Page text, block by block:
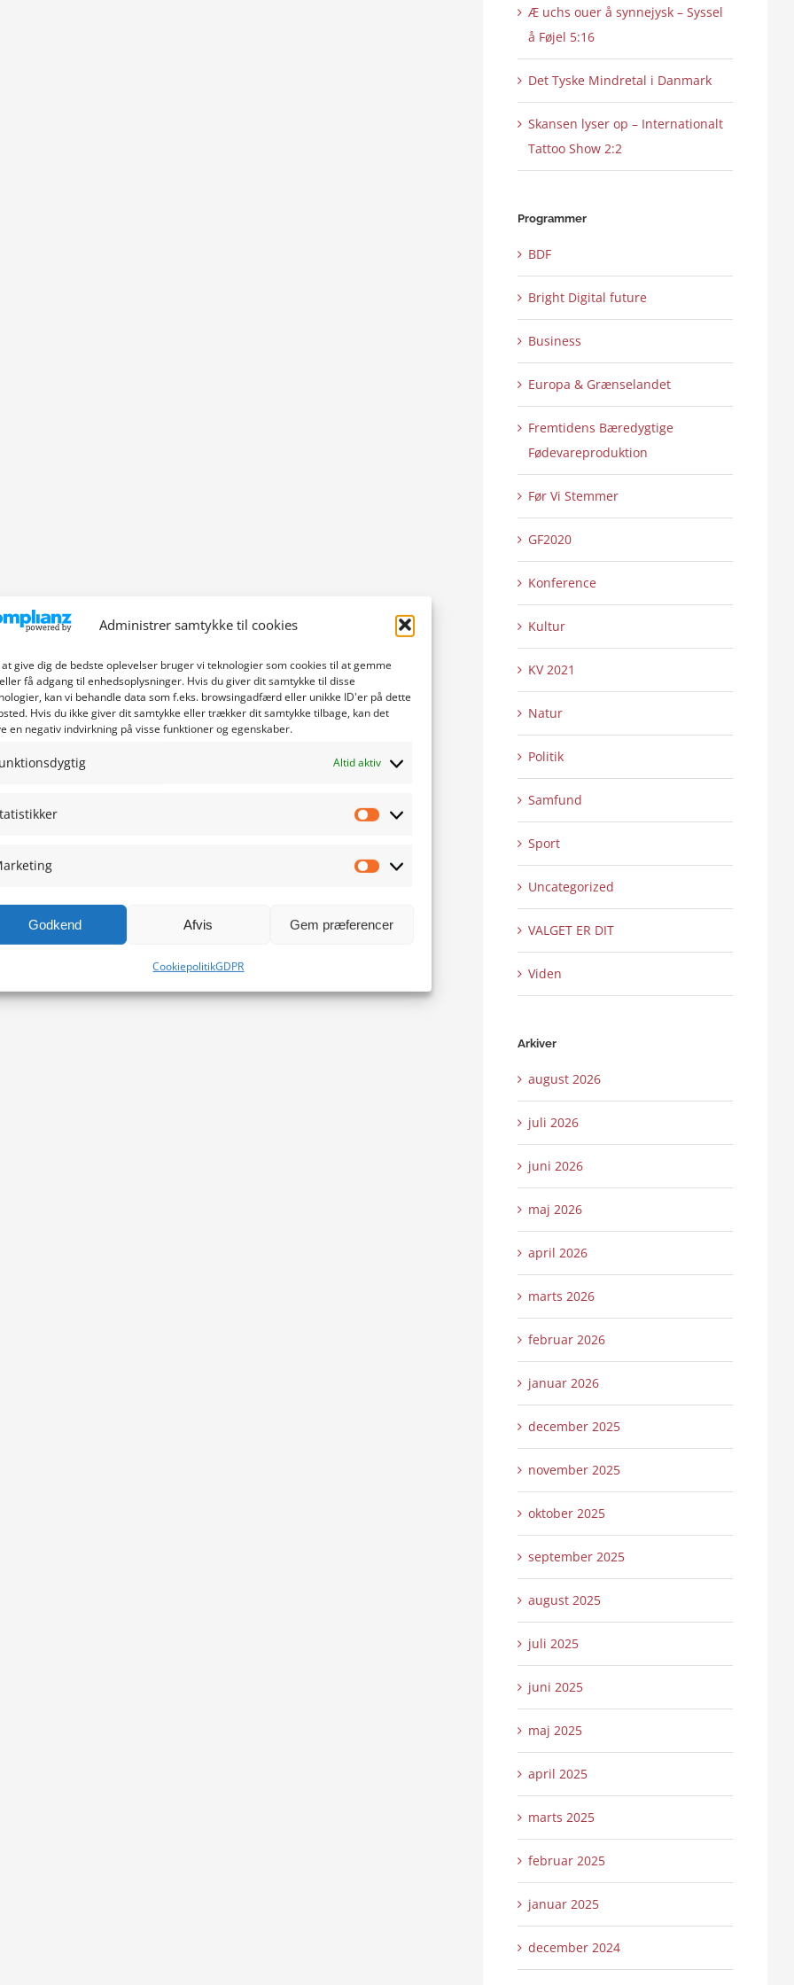
Administrer samtykke til cookies
at give dig de bedste oplevelser bruger vi teknologier som cookies til at gemme
få adgang til enhedsoplysninger. Hvis du giver dit samtykke til disse
kan vi behandle data som f.eks. browsingadfærd eller unikke ID'er på dette
Hvis du ikke giver dit samtykke eller trækker dit samtykke tilbage, kan det
en negativ indvirkning på visse funktioner og egenskaber.
Altid aktiv
Godkend Afvis Gem præferencer
CookiepolitikGDPR
Æ uchs ouer å synnejysk – Syssel
å Føjel 5:16
Det Tyske Mindretal i Danmark
Skansen lyser op – Internationalt
Tattoo Show 2:2
Programmer
BDF
Bright Digital future
Business
Europa & Grænselandet
Fremtidens Bæredygtige
Fødevareproduktion
Før Vi Stemmer
GF2020
Konference
Kultur
KV 2021
Natur
Politik
Samfund
Sport
Uncategorized
VALGET ER DIT
Viden
Arkiver
august 2026
juli 2026
juni 2026
maj 2026
april 2026
marts 2026
februar 2026
januar 2026
december 2025
november 2025
oktober 2025
september 2025
august 2025
juli 2025
juni 2025
maj 2025
april 2025
marts 2025
februar 2025
januar 2025
december 2024